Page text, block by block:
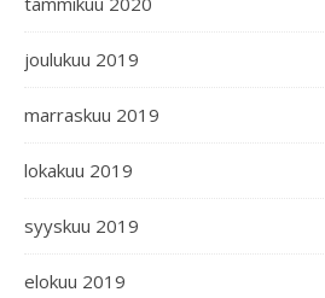
joulukuu 2019
marraskuu 2019
lokakuu 2019
syyskuu 2019
elokuu 2019